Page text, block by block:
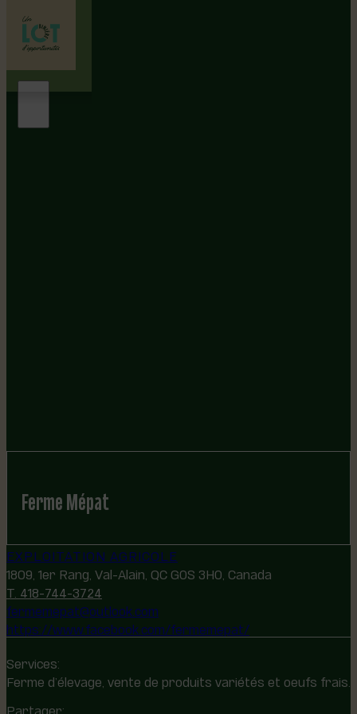
Ferme Mépat
EXPLOITATION AGRICOLE
1809, 1er Rang, Val-Alain, QC G0S 3H0, Canada
T. 418-744-3724
fermemepat@outlook.com
https://www.facebook.com/fermemepat/
Services:
Ferme d’élevage, vente de produits variétés et oeufs frais.
Partager: